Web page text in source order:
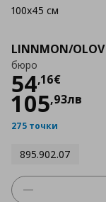
LINNMON/OLOV
бюро
54,16€
Цена
105,93лв
275 точки
895.902.07
100x45 см